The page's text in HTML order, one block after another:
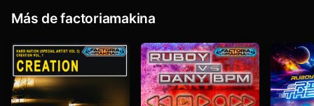
Más de factoriamakina